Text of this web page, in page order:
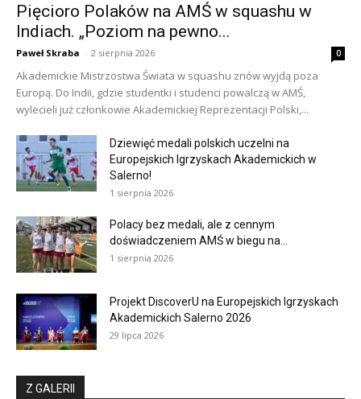
Pięcioro Polaków na AMŚ w squashu w
Indiach. „Poziom na pewno...
Paweł Skraba - 2 sierpnia 2026 0
Akademickie Mistrzostwa Świata w squashu znów wyjdą poza
Europą. Do Indii, gdzie studentki i studenci powalczą w AMŚ,
wylecieli już członkowie Akademickiej Reprezentacji Polski,...
Dziewięć medali polskich uczelni na
Europejskich Igrzyskach Akademickich w
Salerno!
1 sierpnia 2026
Polacy bez medali, ale z cennym
doświadczeniem AMŚ w biegu na...
1 sierpnia 2026
Projekt DiscoverU na Europejskich Igrzyskach
Akademickich Salerno 2026
29 lipca 2026
Z GALERII